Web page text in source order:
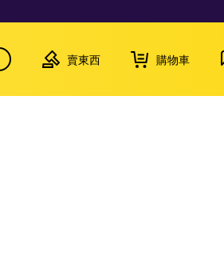
賣東西 購物車